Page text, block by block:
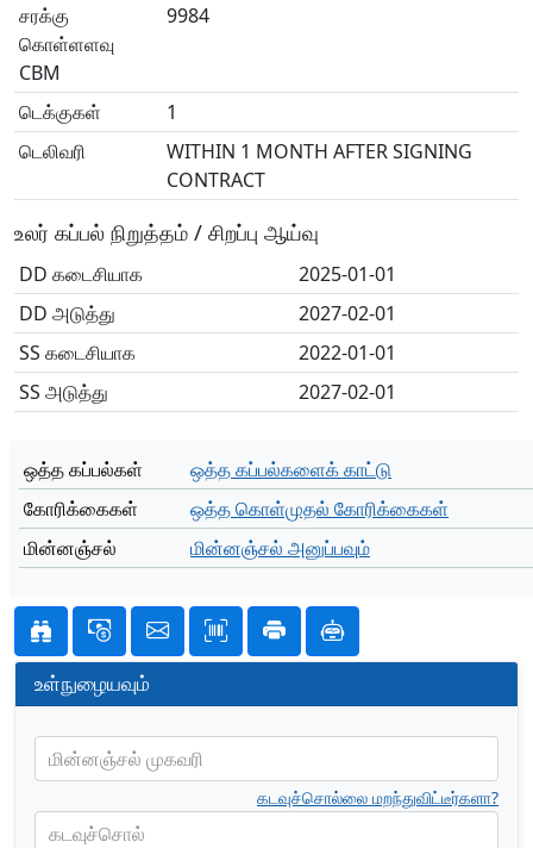
சரக்கு
கொள்ளளவு
CBM
9984
டெக்குகள்
1
டெலிவரி
WITHIN 1 MONTH AFTER SIGNING
CONTRACT
உலர் கப்பல் நிறுத்தம் / சிறப்பு ஆய்வு
DD கடைசியாக
2025-01-01
DD அடுத்து
2027-02-01
SS கடைசியாக
2022-01-01
SS அடுத்து
2027-02-01
ஒத்த கப்பல்கள்
ஒத்த கப்பல்களைக் காட்டு
கோரிக்கைகள்
ஒத்த கொள்முதல் கோரிக்கைகள்
மின்னஞ்சல்
மின்னஞ்சல் அனுப்பவும்
உள்நுழையவும்
மின்னஞ்சல் முகவரி
கடவுச்சொல்
கடவுச்சொல்லை மறந்துவிட்டீர்களா?